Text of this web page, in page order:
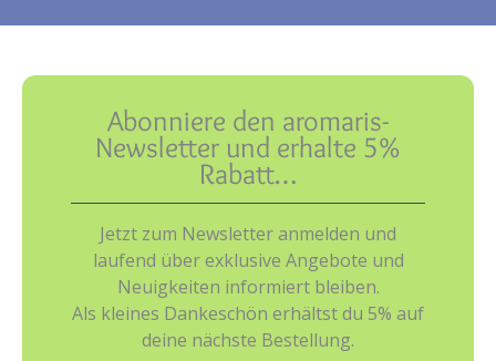
Abonniere den aromaris-
Newsletter und erhalte 5%
Rabatt…
Jetzt zum Newsletter anmelden und
laufend über exklusive Angebote und
Neuigkeiten informiert bleiben.
Als kleines Dankeschön erhältst du 5% auf
deine nächste Bestellung.